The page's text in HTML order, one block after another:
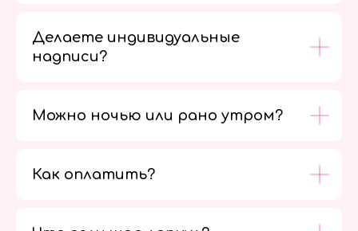
Делаете индивидуальные
надписи?
Можно ночью или рано утром?
Как оплатить?